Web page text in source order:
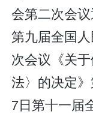
会第二次会
第九届全国
次会议《关
法〉的决定
7日第十一届